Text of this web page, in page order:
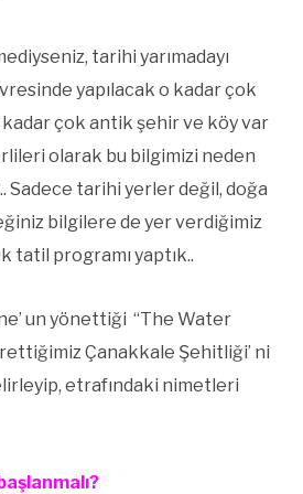
tarihi yarımadayı
yapılacak o kadar çok
çok antik şehir ve köy var
olarak bu bilgimizi neden
Sadece tarihi yerler değil, doğa
bilgilere de yer verdiğimiz
tatil programı yaptık..
un yönettiği “The Water
Çanakkale Şehitliği’ ni
etrafındaki nimetleri